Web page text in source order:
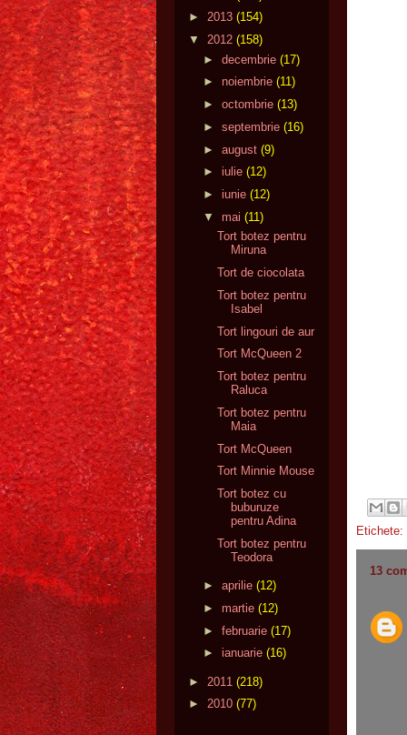
Etichete:
13
► 2013 (154)
▼
2012 (158)
► decembrie (17)
► noiembrie (11)
► octombrie (13)
► septembrie (16)
► august (9)
► iulie (12)
► iunie (12)
▼
mai (11)
Tort botez pentru
Miruna
Tort de ciocolata
Tort botez pentru
Isabel
Tort lingouri de aur
Tort McQueen 2
Tort botez pentru
Raluca
Tort botez pentru
Maia
Tort McQueen
Tort Minnie Mouse
Tort botez cu
buburuze
pentru Adina
Tort botez pentru
Teodora
► aprilie (12)
► martie (12)
► februarie (17)
► ianuarie (16)
► 2011 (218)
► 2010 (77)